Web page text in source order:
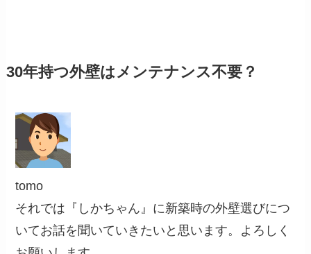
30年持つ外壁はメンテナンス不要？
tomo
それでは『しかちゃん』に新築時の外壁選びにつ
いてお話を聞いていきたいと思います。よろしく